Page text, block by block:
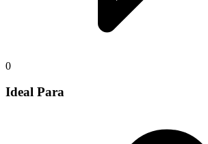
0
Ideal Para